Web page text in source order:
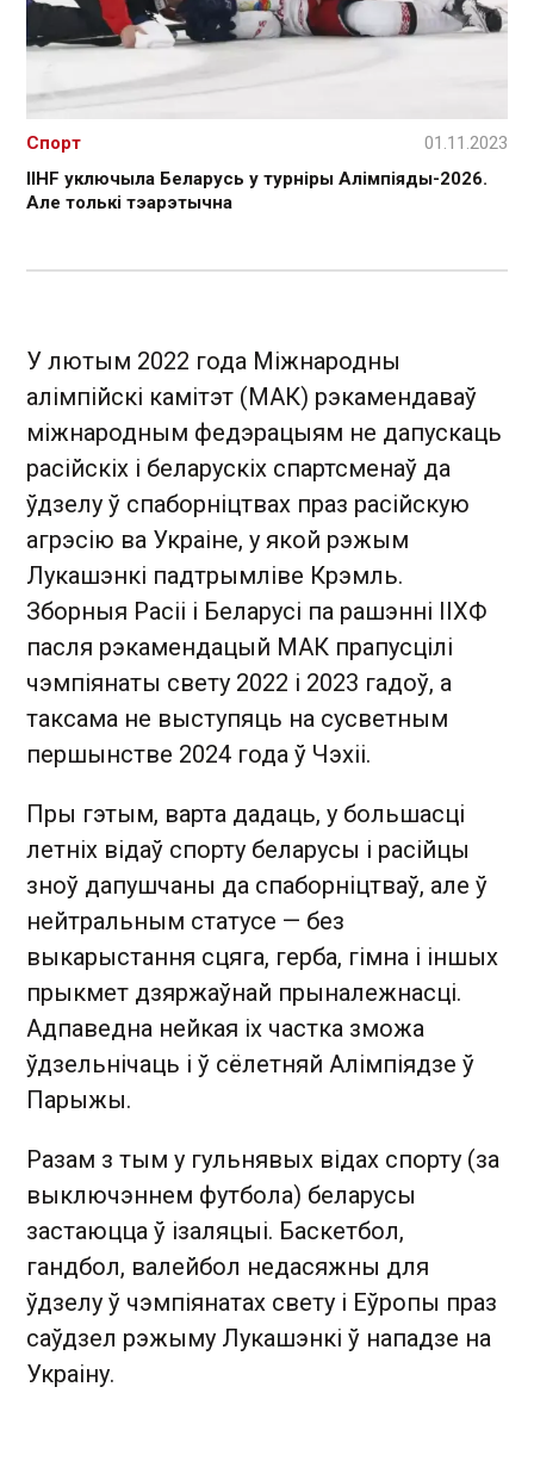
IIHF уключыла Беларусь у турніры Алімпіяды-2026.
Але толькі тэарэтычна
Спорт 01.11.2023
У лютым 2022 года Міжнародны
алімпійскі камітэт (МАК) рэкамендаваў
міжнародным федэрацыям не дапускаць
расійскіх і беларускіх спартсменаў да
ўдзелу ў спаборніцтвах праз расійскую
агрэсію ва Украіне, у якой рэжым
Лукашэнкі падтрымліве Крэмль.
Зборныя Расіі і Беларусі па рашэнні ІІХФ
пасля рэкамендацый МАК прапусцілі
чэмпіянаты свету 2022 і 2023 гадоў, а
таксама не выступяць на сусветным
першынстве 2024 года ў Чэхіі.
Пры гэтым, варта дадаць, у большасці
летніх відаў спорту беларусы і расійцы
зноў дапушчаны да спаборніцтваў, але ў
нейтральным статусе — без
выкарыстання сцяга, герба, гімна і іншых
прыкмет дзяржаўнай прыналежнасці.
Адпаведна нейкая іх частка зможа
ўдзельнічаць і ў сёлетняй Алімпіядзе ў
Парыжы.
Разам з тым у гульнявых відах спорту (за
выключэннем футбола) беларусы
застаюцца ў ізаляцыі. Баскетбол,
гандбол, валейбол недасяжны для
ўдзелу ў чэмпіянатах свету і Еўропы праз
саўдзел рэжыму Лукашэнкі ў нападзе на
Украіну.